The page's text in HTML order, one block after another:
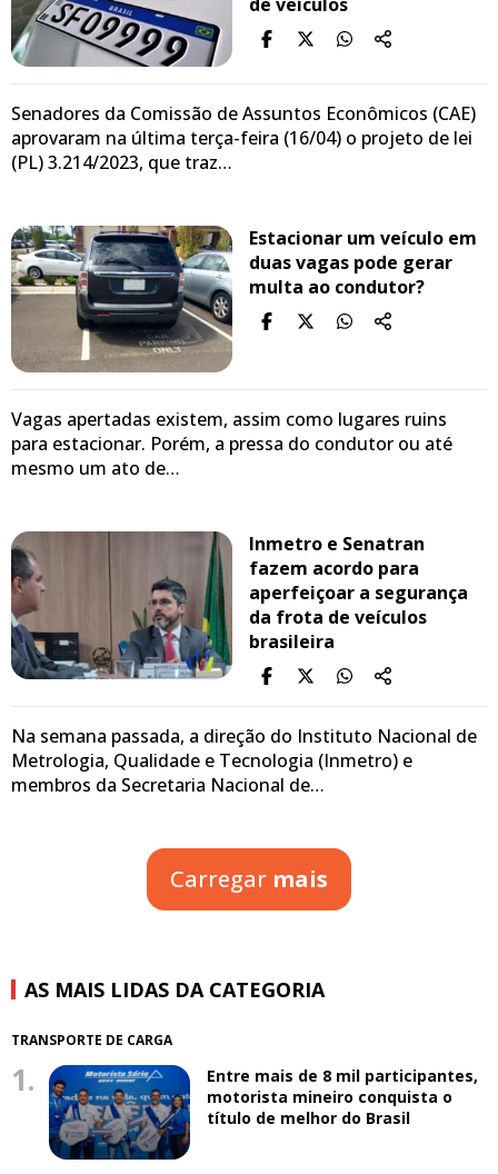
Senadores da Comissão de Assuntos Econômicos (CAE)
aprovaram na última terça-feira (16/04) o projeto de lei
(PL) 3.214/2023, que traz…
Estacionar um veículo em
duas vagas pode gerar
multa ao condutor?
Vagas apertadas existem, assim como lugares ruins
para estacionar. Porém, a pressa do condutor ou até
mesmo um ato de…
Inmetro e Senatran
fazem acordo para
aperfeiçoar a segurança
da frota de veículos
brasileira
Na semana passada, a direção do Instituto Nacional de
Metrologia, Qualidade e Tecnologia (Inmetro) e
membros da Secretaria Nacional de…
Carregar mais
AS MAIS LIDAS DA CATEGORIA
TRANSPORTE DE CARGA
1.
Entre mais de 8 mil participantes,
motorista mineiro conquista o
título de melhor do Brasil